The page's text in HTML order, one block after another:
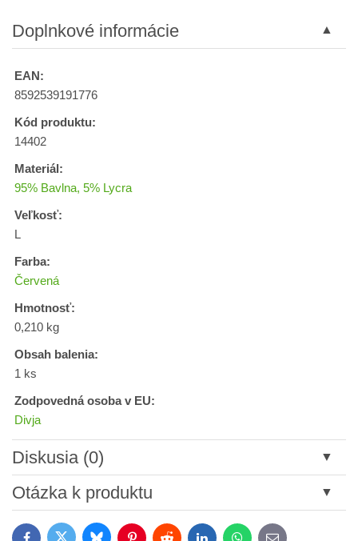
Doplnkové informácie
EAN:
8592539191776
Kód produktu:
14402
Materiál:
95% Bavlna, 5% Lycra
Veľkosť:
L
Farba:
Červená
Hmotnosť:
0,210 kg
Obsah balenia:
1 ks
Zodpovedná osoba v EU:
Divja
Diskusia (0)
Nový komentár
Názov:
Otázka k produktu